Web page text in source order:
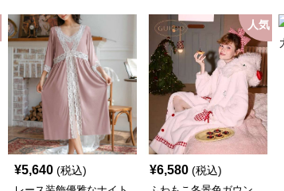
¥5,640 (税込)
人気
¥6,580 (税込)